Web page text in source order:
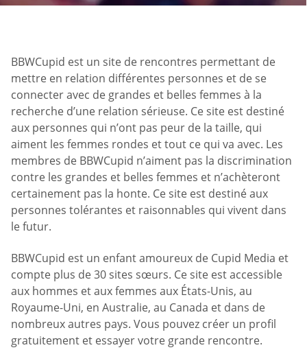
BBWCupid est un site de rencontres permettant de
mettre en relation différentes personnes et de se
connecter avec de grandes et belles femmes à la
recherche d’une relation sérieuse. Ce site est destiné
aux personnes qui n’ont pas peur de la taille, qui
aiment les femmes rondes et tout ce qui va avec. Les
membres de BBWCupid n’aiment pas la discrimination
contre les grandes et belles femmes et n’achèteront
certainement pas la honte. Ce site est destiné aux
personnes tolérantes et raisonnables qui vivent dans
le futur.
BBWCupid est un enfant amoureux de Cupid Media et
compte plus de 30 sites sœurs. Ce site est accessible
aux hommes et aux femmes aux États-Unis, au
Royaume-Uni, en Australie, au Canada et dans de
nombreux autres pays. Vous pouvez créer un profil
gratuitement et essayer votre grande rencontre.